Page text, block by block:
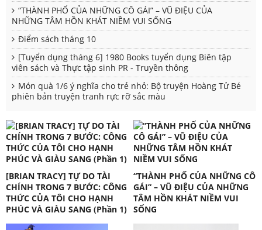
“THÀNH PHỐ CỦA NHỮNG CÔ GÁI” – VŨ ĐIỆU CỦA
NHỮNG TÂM HỒN KHÁT NIỀM VUI SỐNG
Điểm sách tháng 10
[Tuyển dụng tháng 6] 1980 Books tuyển dụng Biên tập
viên sách và Thực tập sinh PR - Truyền thông
Món quà 1/6 ý nghĩa cho trẻ nhỏ: Bộ truyện Hoàng Tử Bé
phiên bản truyện tranh rực rỡ sắc màu
[BRIAN TRACY] TỰ DO TÀI
CHÍNH TRONG 7 BƯỚC: CÔNG
THỨC CỦA TÔI CHO HẠNH
PHÚC VÀ GIÀU SANG (Phần 1)
“THÀNH PHỐ CỦA NHỮNG CÔ
GÁI” – VŨ ĐIỆU CỦA NHỮNG
TÂM HỒN KHÁT NIỀM VUI
SỐNG